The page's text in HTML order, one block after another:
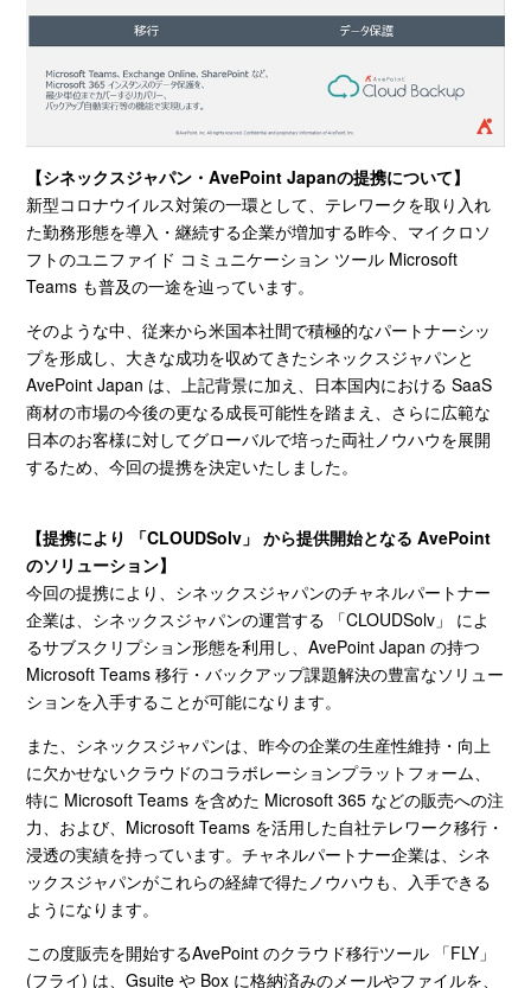
【シネックスジャパン・AvePoint Japanの提携について】
新型コロナウイルス対策の一環として、テレワークを取り入れ
た勤務形態を導入・継続する企業が増加する昨今、マイクロソ
フトのユニファイド コミュニケーション ツール Microsoft
Teams も普及の一途を辿っています。
そのような中、従来から米国本社間で積極的なパートナーシッ
プを形成し、大きな成功を収めてきたシネックスジャパンと
AvePoint Japan は、上記背景に加え、日本国内における SaaS
商材の市場の今後の更なる成長可能性を踏まえ、さらに広範な
日本のお客様に対してグローバルで培った両社ノウハウを展開
するため、今回の提携を決定いたしました。
【提携により 「CLOUDSolv 」 から提供開始となるAvePoint
のソリューション】
今回の提携により、シネックスジャパンのチャネルパートナー
企業は、シネックスジャパンの運営する 「CLOUDSolv 」 によ
るサブスクリプション形態を利用し、AvePoint Japanの持つ
Microsoft Teams移行・バックアップ課題解決の豊富なソリュー
ションを入手することが可能になります。
また、シネックスジャパンは、昨今の企業の生産性維持・向上
に欠かせないクラウドのコラボレーションプラットフォーム、
特に Microsoft Teams を含めた Microsoft 365 などの販売への注
力、および、Microsoft Teams を活用した自社テレワーク移行・
浸透の実績を持っています。チャネルパートナー企業は、シネ
ックスジャパンがこれらの経緯で得たノウハウも、入手できる
ようになります。
この度販売を開始するAvePointのクラウド移行ツール 「FLY 」
(フライ) は、Gsuiteや Box に格納済みのメールやファイルを、